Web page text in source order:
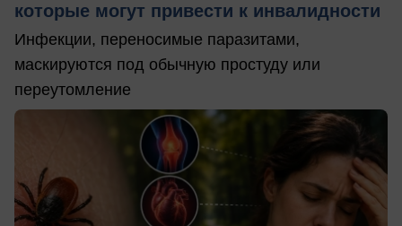
которые могут привести к инвалидности
Инфекции, переносимые паразитами,
маскируются под обычную простуду или
переутомление